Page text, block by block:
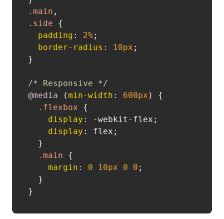
.main
.side {
padding : 2%;
border-radius : 10px ;
}
/* Responsive */
@media (min-width : 600px ) {
.flexbox {
display : -webkit-flex;
display : flex;
  }
.main {
margin : 0 10px 0 0 ;
  }